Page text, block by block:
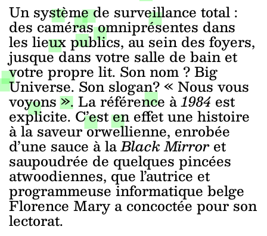
Un système de surveillance total :
des caméras omniprésentes dans
les lieux publics, au sein des foyers,
jusque dans votre salle de bain et
votre propre lit. Son nom ? Big
Universe. Son slogan? « Nous vous
voyons ». La référence à1984 est
explicite. C’est en effet une histoire
à la saveur orwellienne, enrobée
d’une sauce à laBlack Mirroret
saupoudrée de quelques pincées
atwoodiennes, que l’autrice et
programmeuse informatique belge
Florence Mary a concoctée pour son
lectorat.